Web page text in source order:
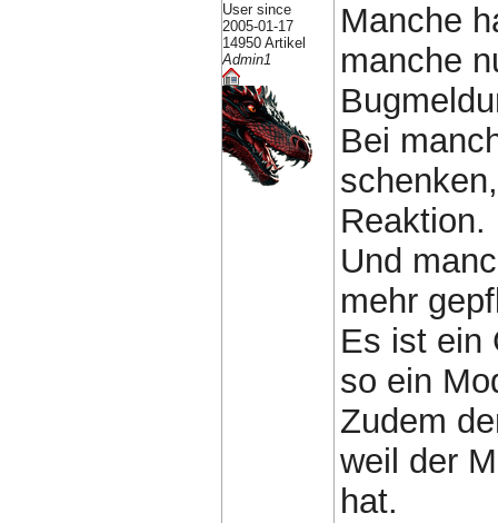
User since
2005-01-17
14950 Artikel
Admin1
Manche
manche
Bei
Reaktion.
Und
mehr
Es ist ein
so ein
Zudem
weil der
hat.